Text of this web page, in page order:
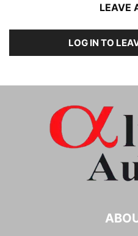
LEAVE
LOG IN TO